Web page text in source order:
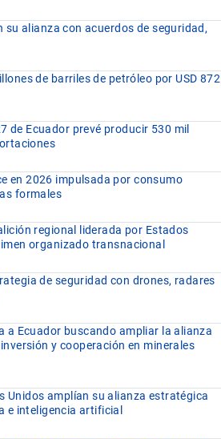
su alianza con acuerdos de seguridad,
de barriles de petróleo por USD 872
de Ecuador prevé producir 530 mil
en 2026 impulsada por consumo
formales
regional liderada por Estados
organizado transnacional
de seguridad con drones, radares
a Ecuador buscando ampliar la alianza
y cooperación en minerales
Unidos amplían su alianza estratégica
e inteligencia artificial